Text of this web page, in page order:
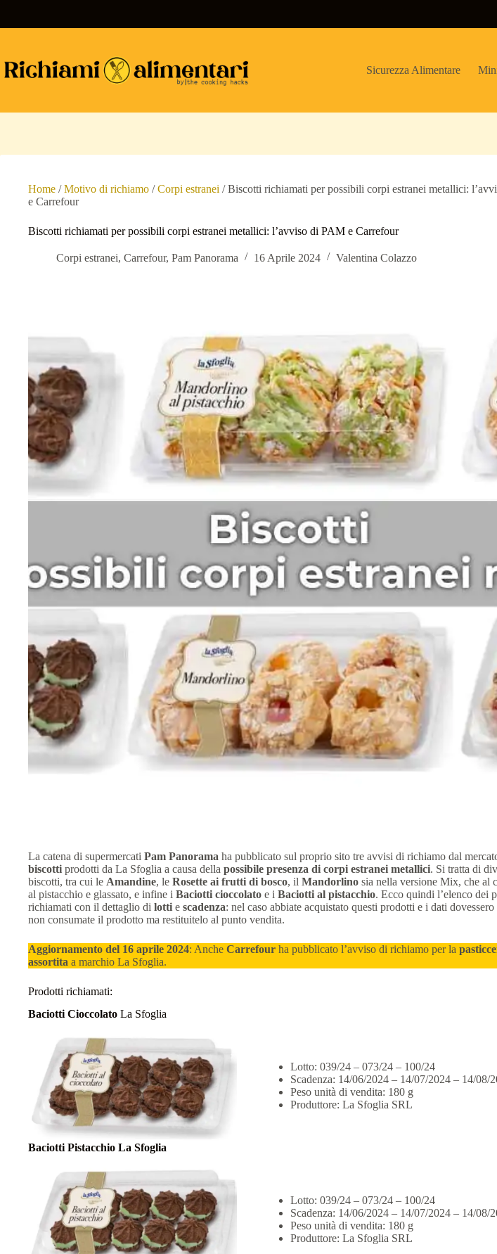
contenuto
Sicurezza Alimentare
Home /Motivo di richiamo /Corpi estranei /Biscotti richiamati per possibili corpi estranei metallici:
e Carrefour
Biscotti richiamati per possibili corpi estranei metallici: l’avviso di PAM e Carrefour
Corpi estranei, Carrefour, Pam Panorama 16 Aprile 2024 Valentina Colazzo
La catena di supermercati Pam Panorama ha pubblicato sul proprio sito tre avvisi di richiamo dal
biscotti prodotti da La Sfoglia a causa della possibile presenza di corpi estranei metallici. Si tratta di
biscotti, tra cui le Amandine, le Rosette ai frutti di bosco, il Mandorlino sia nella versione Mix, che al
al pistacchio e glassato, e infine i Baciotti cioccolato e i Baciotti al pistacchio. Ecco quindi l’elenco dei
richiamati con il dettaglio di lotti e scadenza: nel caso abbiate acquistato questi prodotti e i dati dovessero
non consumate il prodotto ma restituitelo al punto vendita.
Aggiornamento del 16 aprile 2024: Anche Carrefour ha pubblicato l’avviso di richiamo per la
assortita a marchio La Sfoglia.
Prodotti richiamati:
Baciotti Cioccolato La Sfoglia
Lotto: 039/24 – 073/24 – 100/24
Scadenza: 14/06/2024 – 14/07/2024 – 14/08/
Peso unità di vendita: 180 g
Produttore: La Sfoglia SRL
Baciotti Pistacchio La Sfoglia
Lotto: 039/24 – 073/24 – 100/24
Scadenza: 14/06/2024 – 14/07/2024 – 14/08/
Peso unità di vendita: 180 g
Produttore: La Sfoglia SRL